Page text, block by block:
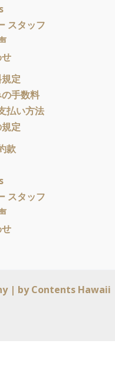
スタッフ
定
手数料
払い方法
定
款
スタッフ
| byContents Hawaii